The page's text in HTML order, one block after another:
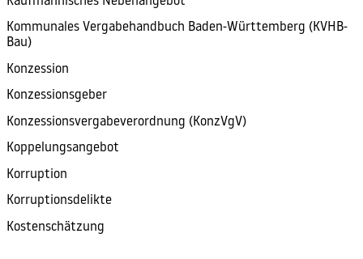
Kommunales Vergabehandbuch Baden-Württemberg (KVHB-
Bau)
Konzession
Konzessionsgeber
Konzessionsvergabeverordnung (KonzVgV)
Koppelungsangebot
Korruption
Korruptionsdelikte
Kostenschätzung